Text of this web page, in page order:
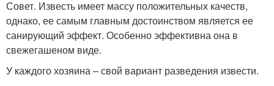
Совет. Известь имеет массу положительных качеств,
однако, ее самым главным достоинством является ее
санирующий эффект. Особенно эффективна она в
свежегашеном виде.
У каждого хозяина – свой вариант разведения извести.